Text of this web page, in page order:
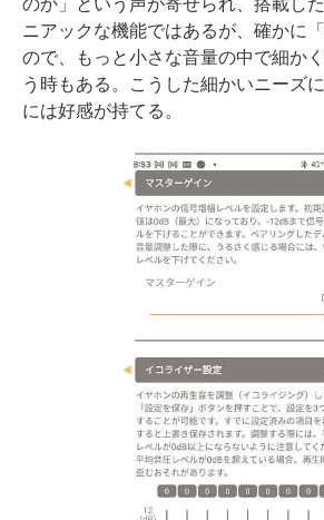
のか」という声が寄せられ、搭載し
ニアックな機能ではあるが、確かに
ので、もっと小さな音量の中で細か
う時もある。こうした細かいニーズ
には好感が持てる。